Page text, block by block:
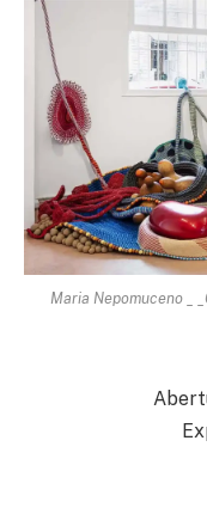
Maria Nepomuceno _